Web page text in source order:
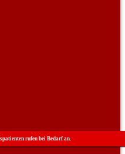
rufen bei Bedarf an.